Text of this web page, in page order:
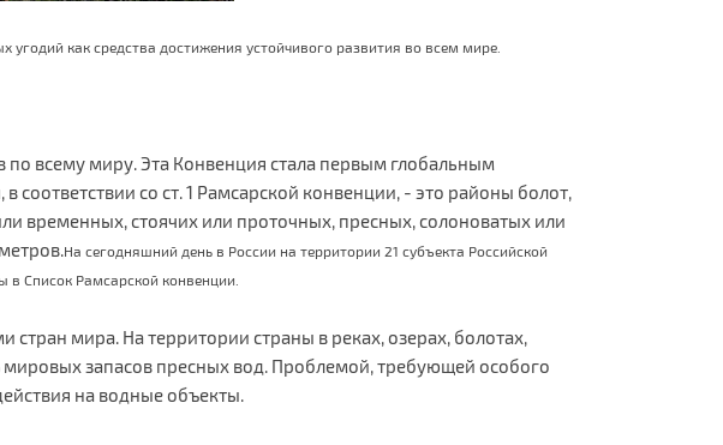
как средства достижения устойчивого развития во всем мире.
по всему миру. Эта Конвенция стала первым глобальным
со ст. 1 Рамсарской конвенции, - это районы болот,
временных, стоячих или проточных, пресных, солоноватых или
На сегодняшний день в России на территории 21 субъекта Российской
Список Рамсарской конвенции.
мира. На территории страны в реках, озерах, болотах,
запасов пресных вод. Проблемой, требующей особого
на водные объекты.